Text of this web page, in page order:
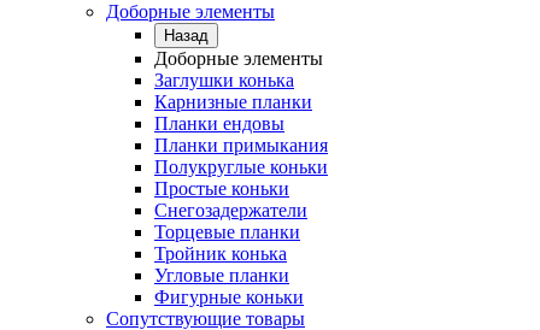
Доборные элементы
Назад
Доборные элементы
Заглушки конька
Карнизные планки
Планки ендовы
Планки примыкания
Полукруглые коньки
Простые коньки
Снегозадержатели
Торцевые планки
Тройник конька
Угловые планки
Фигурные коньки
Сопутствующие товары